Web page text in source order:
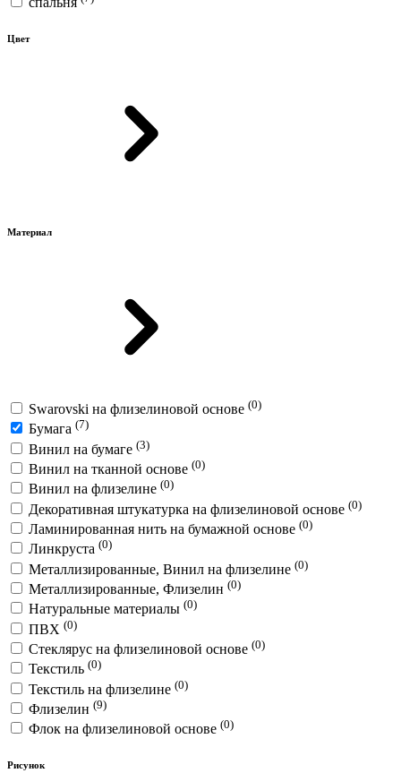
Цвет
Материал
Swarovski на флизелиновой основе (0)
Бумага (7)
Винил на бумаге (3)
Винил на тканной основе (0)
Винил на флизелине (0)
Декоративная штукатурка на флизелиновой основе (0)
Ламинированная нить на бумажной основе (0)
Линкруста (0)
Металлизированные, Винил на флизелине (0)
Металлизированные, Флизелин (0)
Натуральные материалы (0)
ПВХ (0)
Стеклярус на флизелиновой основе (0)
Текстиль (0)
Текстиль на флизелине (0)
Флизелин (9)
Флок на флизелиновой основе (0)
Рисунок